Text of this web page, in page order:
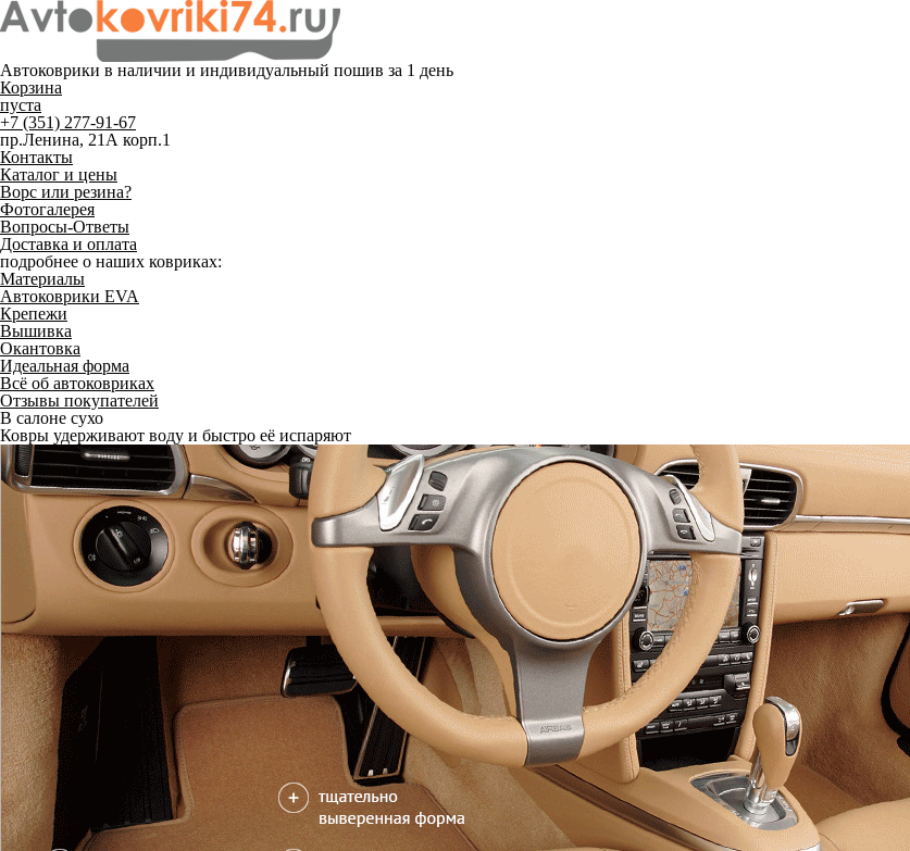
Автоковрики в наличии и индивидуальный пошив за 1 день
Корзина
пуста
+7 (351) 277-91-67
пр.Ленина, 21А корп.1
Контакты
Каталог и цены
Ворс или резина?
Фотогалерея
Вопросы-Ответы
Доставка и оплата
подробнее о наших ковриках:
Материалы
Автоковрики EVA
Крепежи
Вышивка
Окантовка
Идеальная форма
Всё об автоковриках
Отзывы покупателей
В салоне сухо
Ковры удерживают воду и быстро её испаряют